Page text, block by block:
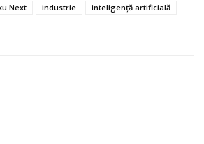
Next industrie
inteligență artificială